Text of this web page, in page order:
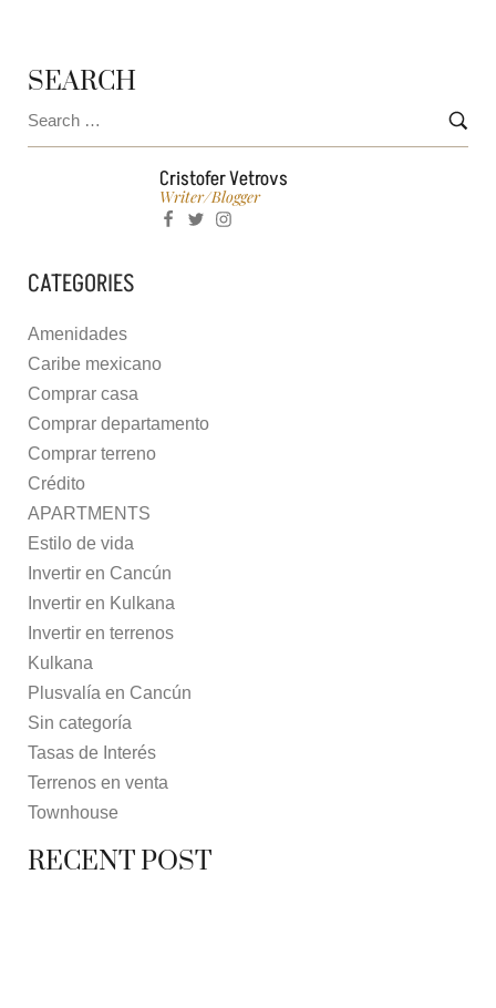
SEARCH
Cristofer Vetrovs
Writer/blogger
CATEGORIES
Amenidades
Caribe mexicano
Comprar casa
Comprar departamento
Comprar terreno
Crédito
APARTMENTS
Estilo de vida
Invertir en Cancún
Invertir en Kulkana
Invertir en terrenos
Kulkana
Plusvalía en Cancún
Sin categoría
Tasas de Interés
Terrenos en venta
Townhouse
RECENT POST